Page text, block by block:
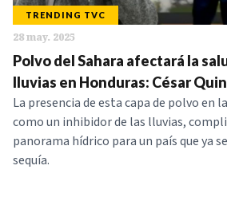
TRENDING TVC
28 may. 2025
Polvo del Sahara afectará la
lluvias en Honduras: César
La presencia de esta capa de polvo en
como un inhibidor de las lluvias,
panorama hídrico para un país que ya
sequía.